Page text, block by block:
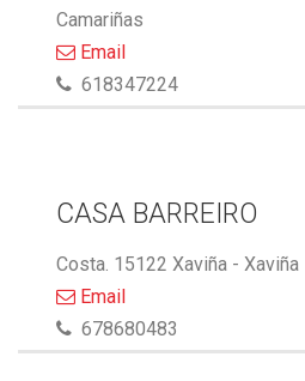
Camariñas
Email
618347224
CASA BARREIRO
Costa. 15122 Xaviña - Xaviña
Email
678680483